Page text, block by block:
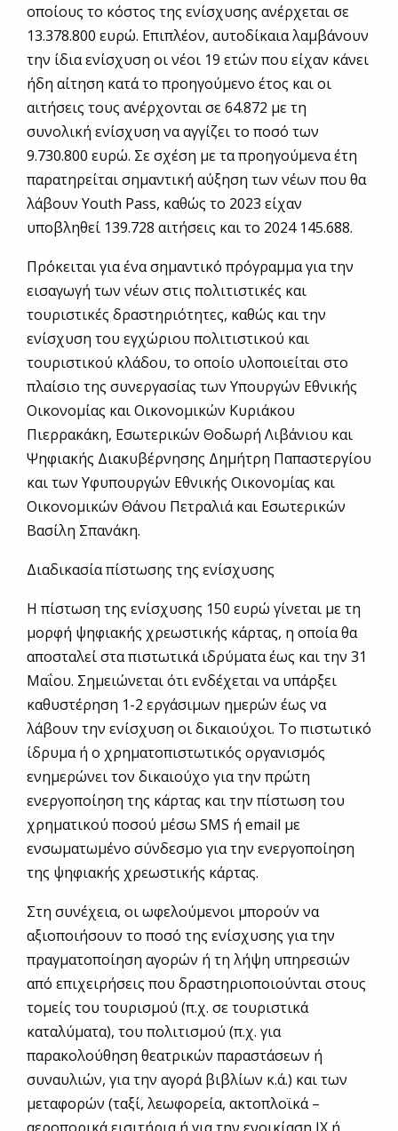
οποίους το κόστος της ενίσχυσης ανέρχεται σε
13.378.800 ευρώ. Επιπλέον, αυτοδίκαια λαμβάνουν
την ίδια ενίσχυση οι νέοι 19 ετών που είχαν κάνει
ήδη αίτηση κατά το προηγούμενο έτος και οι
αιτήσεις τους ανέρχονται σε 64.872 με τη
συνολική ενίσχυση να αγγίζει το ποσό των
9.730.800 ευρώ. Σε σχέση με τα προηγούμενα έτη
παρατηρείται σημαντική αύξηση των νέων που θα
λάβουν Youth Pass, καθώς το 2023 είχαν
υποβληθεί 139.728 αιτήσεις και το 2024 145.688.
Πρόκειται για ένα σημαντικό πρόγραμμα για την
εισαγωγή των νέων στις πολιτιστικές και
τουριστικές δραστηριότητες, καθώς και την
ενίσχυση του εγχώριου πολιτιστικού και
τουριστικού κλάδου, το οποίο υλοποιείται στο
πλαίσιο της συνεργασίας των Υπουργών Εθνικής
Οικονομίας και Οικονομικών Κυριάκου
Πιερρακάκη, Εσωτερικών Θοδωρή Λιβάνιου και
Ψηφιακής Διακυβέρνησης Δημήτρη Παπαστεργίου
και των Υφυπουργών Εθνικής Οικονομίας και
Οικονομικών Θάνου Πετραλιά και Εσωτερικών
Βασίλη Σπανάκη.
Διαδικασία πίστωσης της ενίσχυσης
Η πίστωση της ενίσχυσης 150 ευρώ γίνεται με τη
μορφή ψηφιακής χρεωστικής κάρτας, η οποία θα
αποσταλεί στα πιστωτικά ιδρύματα έως και την 31
Μαΐου. Σημειώνεται ότι ενδέχεται να υπάρξει
καθυστέρηση 1-2 εργάσιμων ημερών έως να
λάβουν την ενίσχυση οι δικαιούχοι. Το πιστωτικό
ίδρυμα ή ο χρηματοπιστωτικός οργανισμός
ενημερώνει τον δικαιούχο για την πρώτη
ενεργοποίηση της κάρτας και την πίστωση του
χρηματικού ποσού μέσω SMS ή email με
ενσωματωμένο σύνδεσμο για την ενεργοποίηση
της ψηφιακής χρεωστικής κάρτας.
Στη συνέχεια, οι ωφελούμενοι μπορούν να
αξιοποιήσουν το ποσό της ενίσχυσης για την
πραγματοποίηση αγορών ή τη λήψη υπηρεσιών
από επιχειρήσεις που δραστηριοποιούνται στους
τομείς του τουρισμού (π.χ. σε τουριστικά
καταλύματα), του πολιτισμού (π.χ. για
παρακολούθηση θεατρικών παραστάσεων ή
συναυλιών, για την αγορά βιβλίων κ.ά.) και των
μεταφορών (ταξί, λεωφορεία, ακτοπλοϊκά –
αεροπορικά εισιτήρια ή για την ενοικίαση ΙΧ ή